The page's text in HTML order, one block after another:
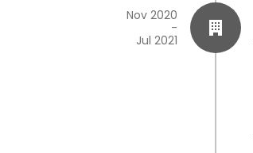
Nov 2020
-
Jul 2021